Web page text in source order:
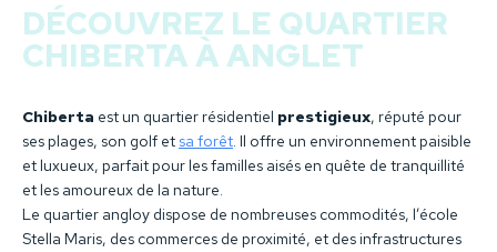
DÉCOUVREZ LE QUARTIER
CHIBERTA À ANGLET
Chiberta est un quartier résidentiel prestigieux, réputé pour
ses plages, son golf et sa forêt. Il offre un environnement paisible
et luxueux, parfait pour les familles aisés en quête de tranquillité
et les amoureux de la nature.
Le quartier angloy dispose de nombreuses commodités, l’école
Stella Maris, des commerces de proximité, et des infrastructures